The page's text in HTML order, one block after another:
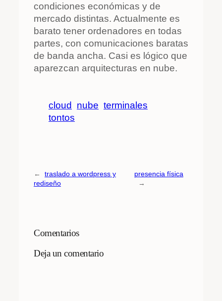
condiciones económicas y de
mercado distintas. Actualmente es
barato tener ordenadores en todas
partes, con comunicaciones baratas
de banda ancha. Casi es lógico que
aparezcan arquitecturas en nube.
cloud nube terminales
tontos
←
traslado a wordpress y
rediseño
presencia física
→
Comentarios
Deja un comentario